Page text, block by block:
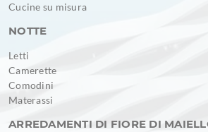
Cucine su misura
NOTTE
Letti
Camerette
Comodini
Materassi
ARREDAMENTI DI FIORE DI